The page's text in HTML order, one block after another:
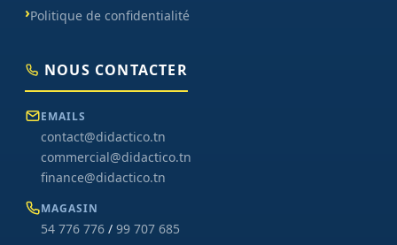
Politique de confidentialité
NOUS CONTACTER
EMAILS
contact@didactico.tn
commercial@didactico.tn
finance@didactico.tn
MAGASIN
54 776 776 / 99 707 685